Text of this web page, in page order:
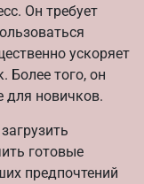
Он требует
ускоряет
Более того, он
для новичков.
готовые
предпочтений